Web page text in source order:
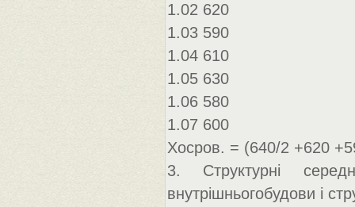
1.02 620
1.03 590
1.04 610
1.05 630
1.06 580
1.07 600
Хосров. = (640/2 +620
3. Структурні
внутрішньогобудови і